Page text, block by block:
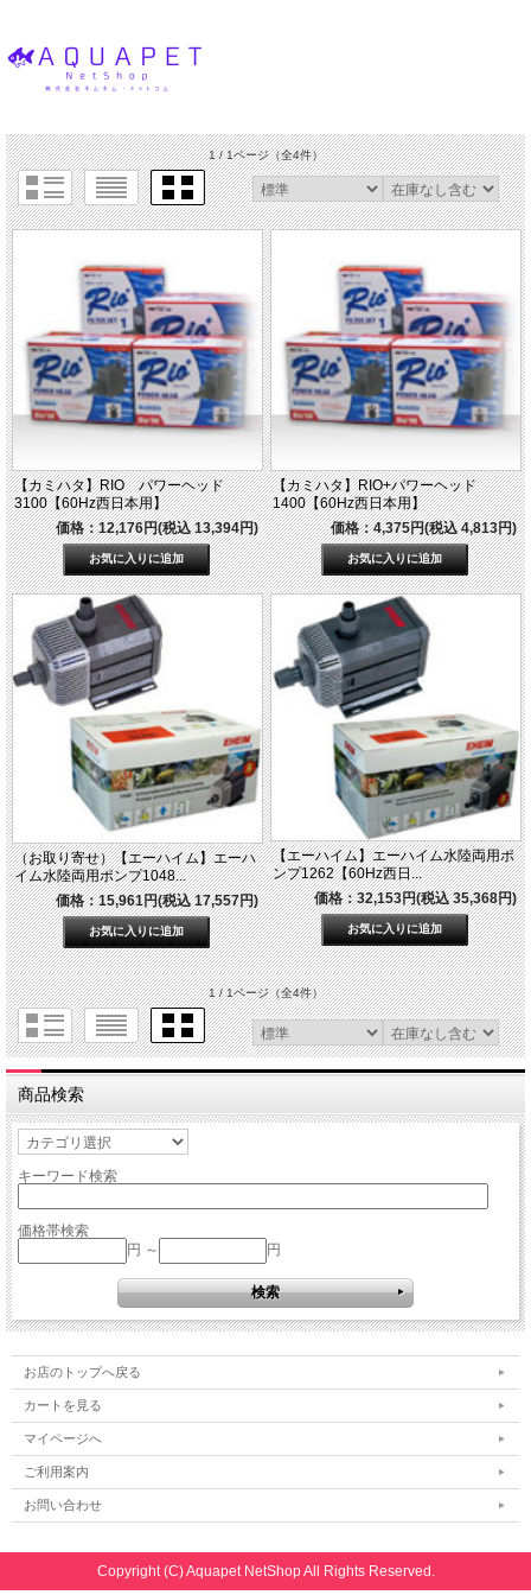
1 / 1ページ（全4件）
【カミハタ】RIO パワーヘッド
3100【60Hz西日本用】
価格：12,176円(税込 13,394円)
【カミハタ】RIO+パワーヘッド
1400【60Hz西日本用】
価格：4,375円(税込 4,813円)
（お取り寄せ）【エーハイム】エーハ
イム水陸両用ポンプ1048...
価格：15,961円(税込 17,557円)
【エーハイム】エーハイム水陸両用ポ
ンプ1262【60Hz西日...
価格：32,153円(税込 35,368円)
1 / 1ページ（全4件）
商品検索
キーワード検索
価格帯検索
円 ～
円
お店のトップへ戻る
カートを見る
マイページへ
ご利用案内
お問い合わせ
Copyright (C) Aquapet NetShop All Rights Reserved.